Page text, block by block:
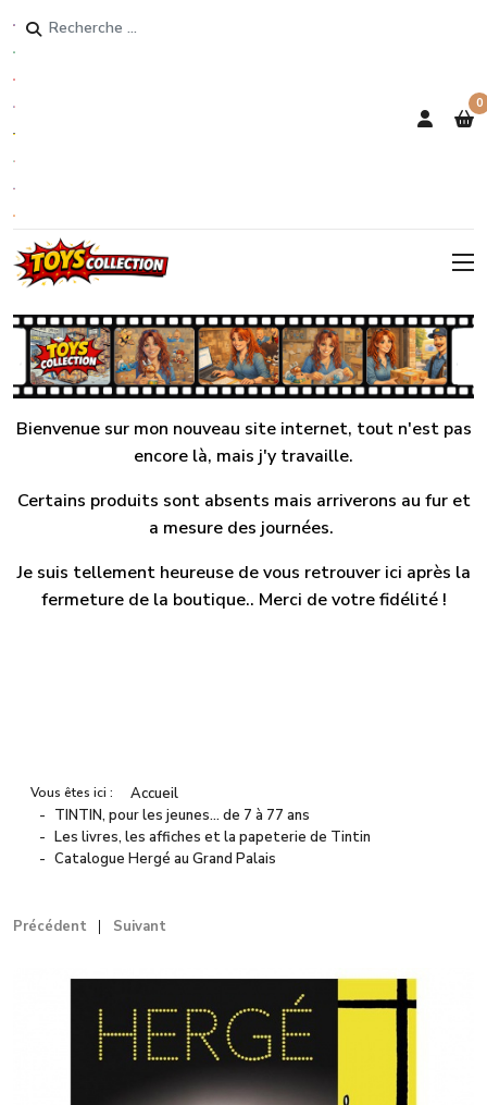
Rechercher
0
Bienvenue sur mon nouveau site internet, tout n'est pas
encore là, mais j'y travaille.
Certains produits sont absents mais arriverons au fur et
a mesure des journées.
Je suis tellement heureuse de vous retrouver ici après la
fermeture de la boutique.. Merci de votre fidélité !
Vous êtes ici :
Accueil
TINTIN, pour les jeunes… de 7 à 77 ans
Les livres, les affiches et la papeterie de Tintin
Catalogue Hergé au Grand Palais
Précédent Suivant